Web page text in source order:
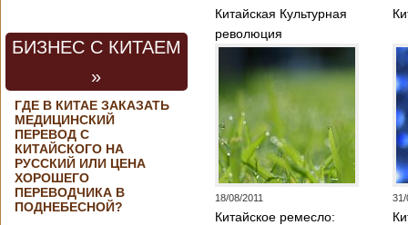
БИЗНЕС С КИТАЕМ
»
ГДЕ В КИТАЕ ЗАКАЗАТЬ
МЕДИЦИНСКИЙ
ПЕРЕВОД С
КИТАЙСКОГО НА
РУССКИЙ ИЛИ ЦЕНА
ХОРОШЕГО
ПЕРЕВОДЧИКА В
ПОДНЕБЕСНОЙ?
Китайская Культурная
революция
18/08/2011
Китайское ремесло:
31/